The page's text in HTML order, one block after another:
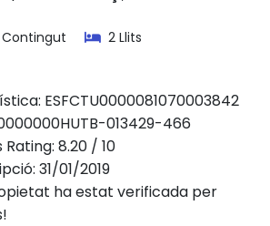
Contingut
2 Llits
ESFCTU0000081070003842
013429-466
8.20 / 10
31/01/2019
ha estat verificada per